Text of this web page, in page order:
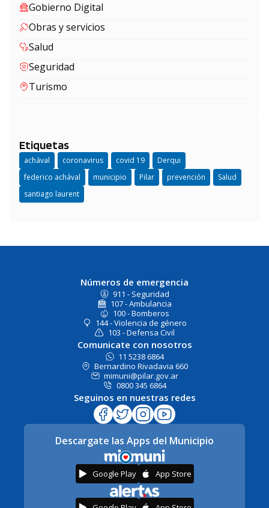
Gobierno Digital
Obras y servicios
Salud
Seguridad
Turismo
Etiquetas
achával coronavirus covid 19
Derqui
federico achával
municipio Pilar prevención
Salud
santiago laurent
Números de emergencia
911 - Seguridad
107 - Ambulancia
100 - Bomberos
144 - Violencia de género
103 - Defensa Civil
Comunicate con nosotros
11 5238 6864
Bernardino Rivadavia 660
mimuni@pilar.gov.ar
0800 345 6864
Seguinos en nuestras redes
Descargate las Apps del Municipio
Google Play App Store